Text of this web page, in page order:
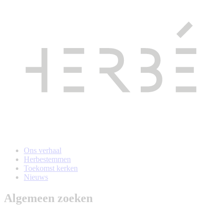
Ons verhaal
Herbestemmen
Toekomst kerken
Nieuws
Algemeen zoeken